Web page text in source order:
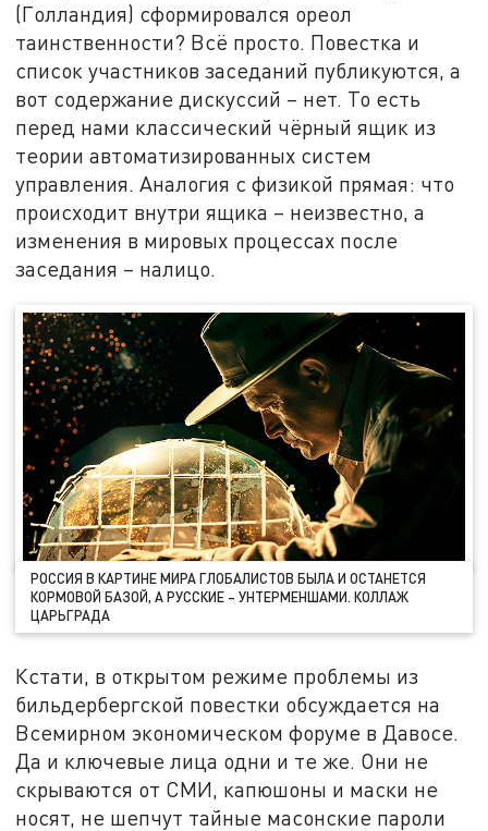
(Голландия) сформировался ореол
таинственности? Всё просто. Повестка и
список участников заседаний публикуются, а
вот содержание дискуссий – нет. То есть
перед нами классический чёрный ящик из
теории автоматизированных систем
управления. Аналогия с физикой прямая: что
происходит внутри ящика – неизвестно, а
изменения в мировых процессах после
заседания – налицо.
РОССИЯ В КАРТИНЕ МИРА ГЛОБАЛИСТОВ БЫЛА И ОСТАНЕТСЯ
КОРМОВОЙ БАЗОЙ, А РУССКИЕ – УНТЕРМЕНШАМИ. КОЛЛАЖ
ЦАРЬГРАДА
Кстати, в открытом режиме проблемы из
бильдербергской повестки обсуждается на
Всемирном экономическом форуме в Давосе.
Да и ключевые лица одни и те же. Они не
скрываются от СМИ, капюшоны и маски не
носят, не шепчут тайные масонские пароли